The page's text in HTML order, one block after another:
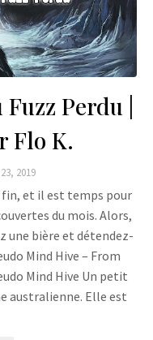
Perdu |
Flo K.
2019
fin, et il est temps pour
du mois. Alors,
une bière et détendez-
Mind Hive – From
Mind Hive Un petit
australienne. Elle est